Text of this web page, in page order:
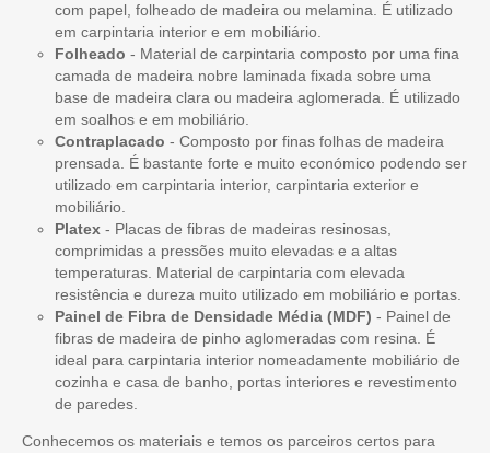
com papel, folheado de madeira ou melamina. É utilizado
em carpintaria interior e em mobiliário.
Folheado - Material de carpintaria composto por uma fina
camada de madeira nobre laminada fixada sobre uma
base de madeira clara ou madeira aglomerada. É utilizado
em soalhos e em mobiliário.
Contraplacado - Composto por finas folhas de madeira
prensada. É bastante forte e muito económico podendo ser
utilizado em carpintaria interior, carpintaria exterior e
mobiliário.
Platex - Placas de fibras de madeiras resinosas,
comprimidas a pressões muito elevadas e a altas
temperaturas. Material de carpintaria com elevada
resistência e dureza muito utilizado em mobiliário e portas.
Painel de Fibra de Densidade Média (MDF) - Painel de
fibras de madeira de pinho aglomeradas com resina. É
ideal para carpintaria interior nomeadamente mobiliário de
cozinha e casa de banho, portas interiores e revestimento
de paredes.
Conhecemos os materiais e temos os parceiros certos para